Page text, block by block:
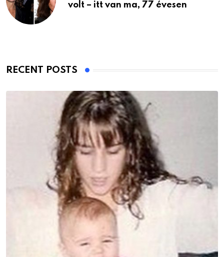
volt – itt van ma, 77 évesen
RECENT POSTS